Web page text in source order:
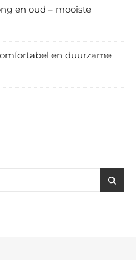
en oud – mooiste
en duurzame